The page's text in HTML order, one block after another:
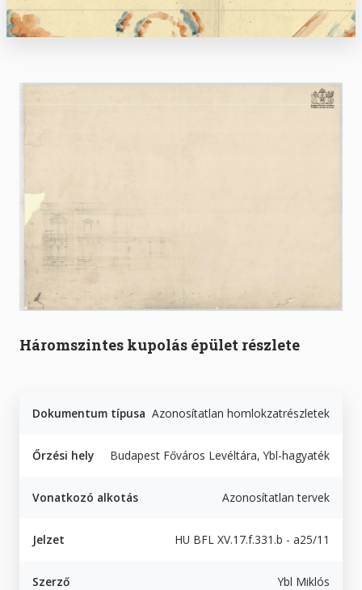
Háromszintes kupolás épület részlete
Dokumentum típusa Azonosítatlan homlokzatrészletek
Őrzési hely Budapest Főváros Levéltára, Ybl-hagyaték
Vonatkozó alkotás Azonosítatlan tervek
Jelzet HU BFL XV.17.f.331.b - a25/11
Szerző Ybl Miklós